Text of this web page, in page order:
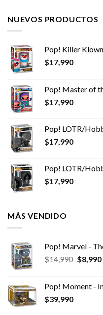
NUEVOS PRODUCTOS
Pop! Killer
$17,990
Pop! Master of
$17,990
Pop! LOTR/
$17,990
Pop! LOTR/
$17,990
MÁS VENDIDO
Pop! Marvel -
$14,990 El
era:
$8,990El
Pop! Moment -
$39,990